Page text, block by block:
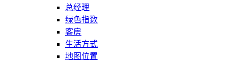
总经理
绿色指数
客房
生活方式
地图位置